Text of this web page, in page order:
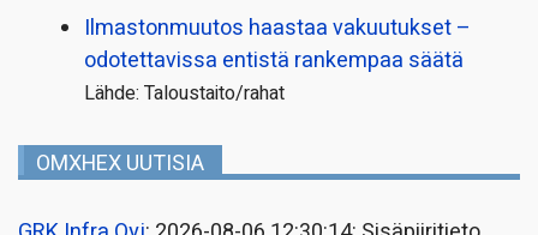
Ilmastonmuutos haastaa vakuutukset –
odotettavissa entistä rankempaa säätä
Lähde: Taloustaito/rahat
OMXHEX UUTISIA